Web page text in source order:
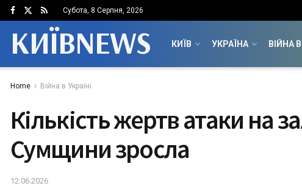
Субота, 8 Серпня, 2026
КИЇВNEWS КИЇВ УКРАЇНА ВІЙНА В
Home Війна в Україні
Кількість жертв атаки на
Сумщини зросла
12.06.2026